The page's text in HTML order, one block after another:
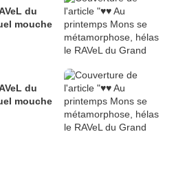
mouche
mouche